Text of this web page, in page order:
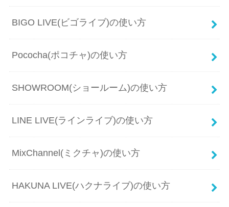
BIGO LIVE(ビゴライブ)の使い方
Pococha(ポコチャ)の使い方
SHOWROOM(ショールーム)の使い方
LINE LIVE(ラインライブ)の使い方
MixChannel(ミクチャ)の使い方
HAKUNA LIVE(ハクナライブ)の使い方